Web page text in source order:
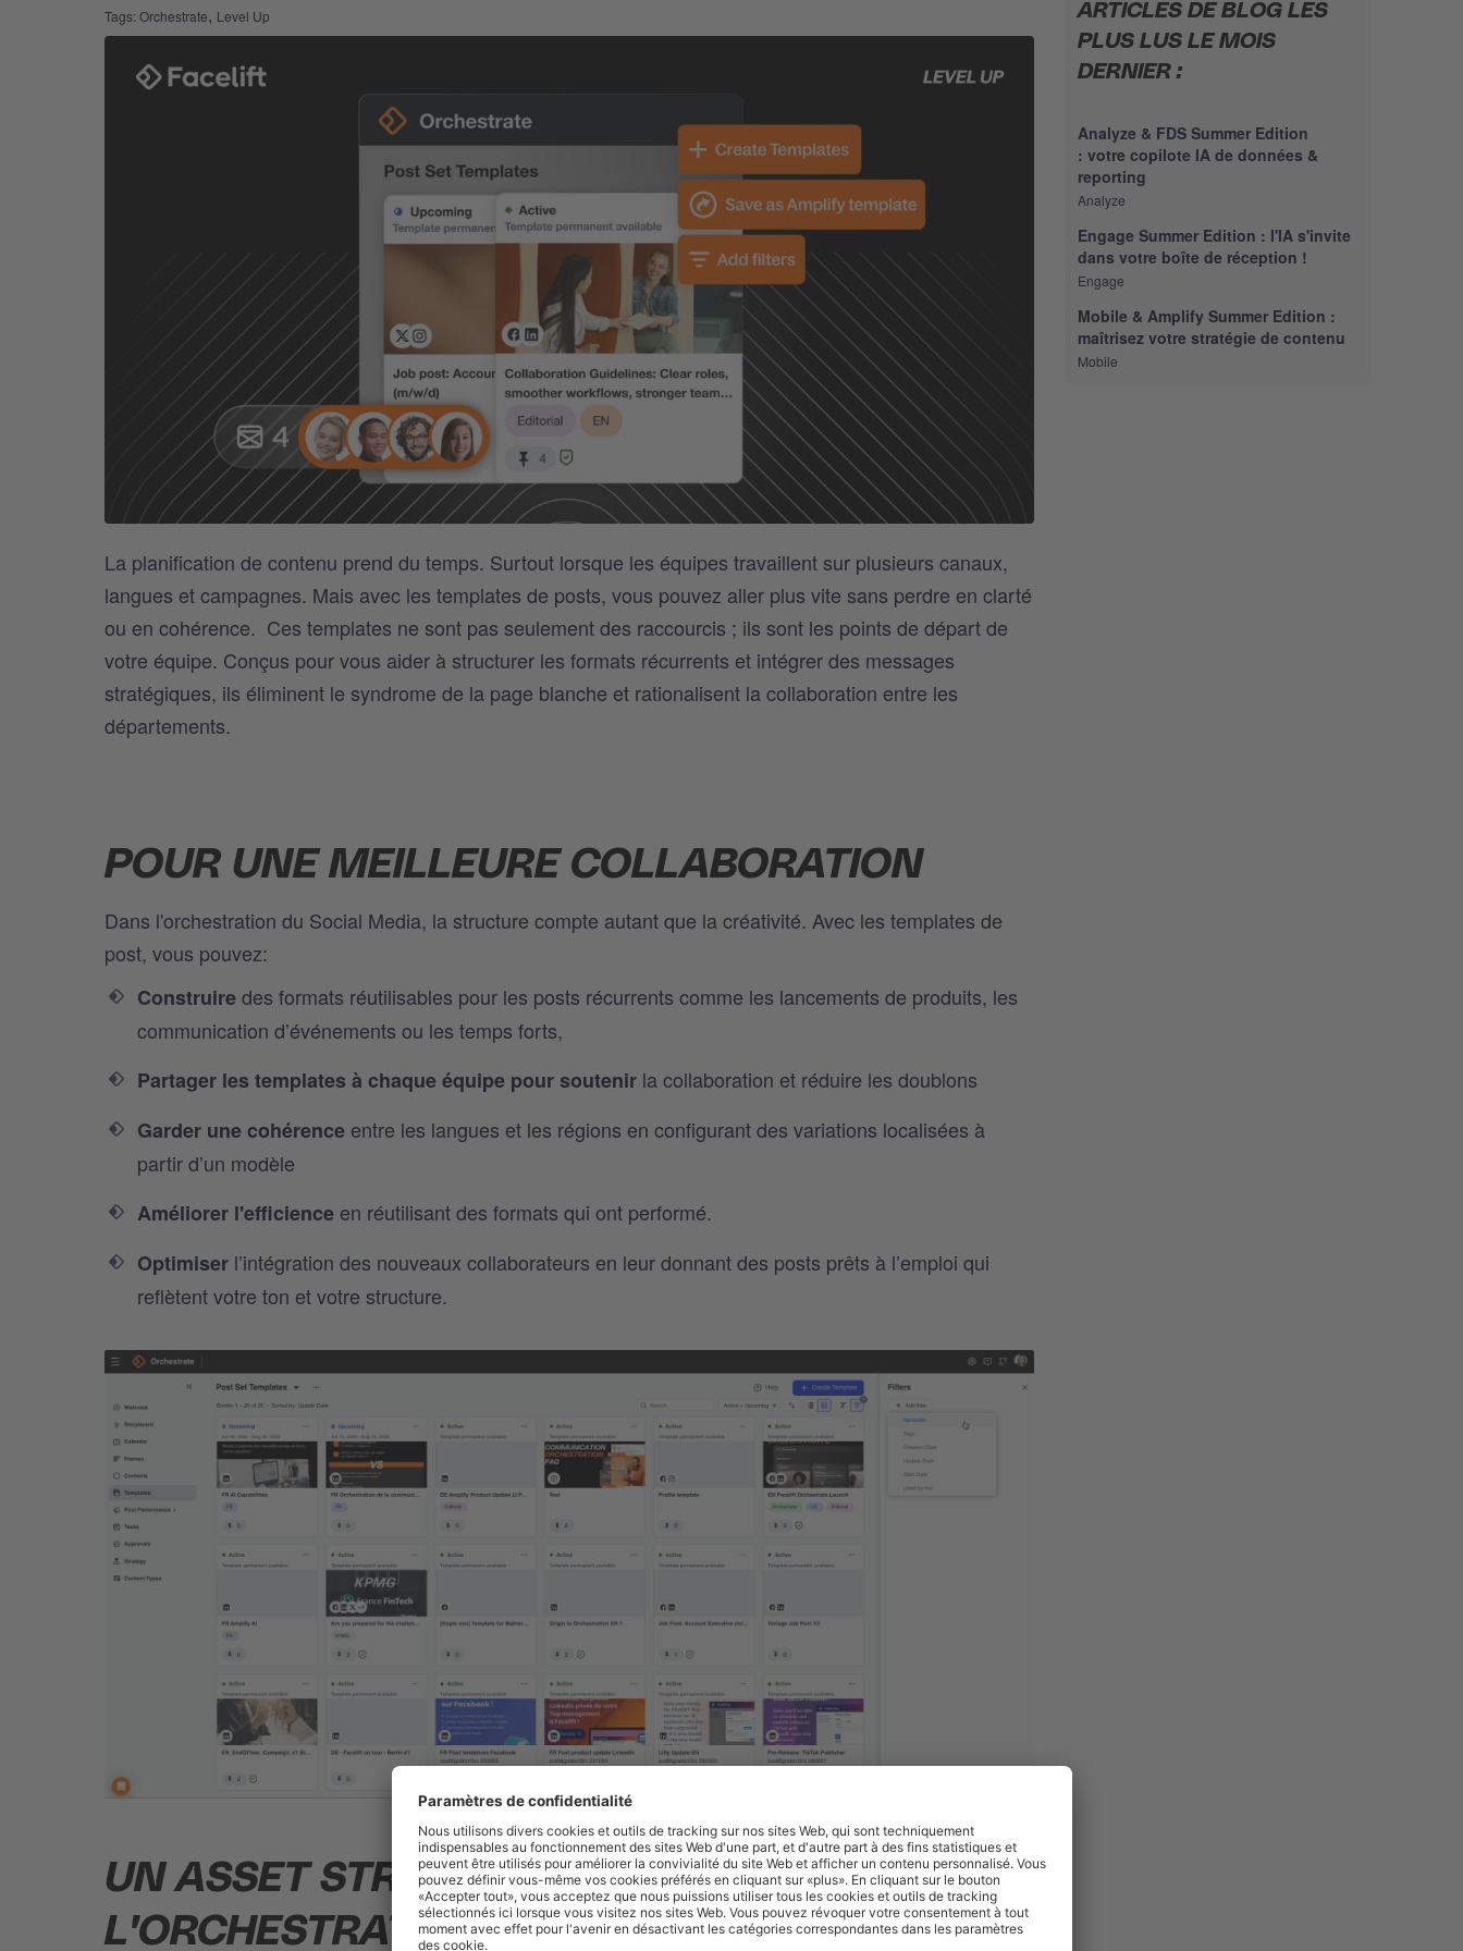
Tags: Orchestrate, Level Up
La planification de contenu prend du temps. Surtout lorsque les équipes travaillent sur plusieurs canaux,
langues et campagnes. Mais avec les templates de posts, vous pouvez aller plus vite sans perdre en clarté
ou en cohérence. Ces templates ne sont pas seulement des raccourcis ; ils sont les points de départ de
votre équipe. Conçus pour vous aider à structurer les formats récurrents et intégrer des messages
stratégiques, ils éliminent le syndrome de la page blanche et rationalisent la collaboration entre les
départements.
POUR UNE MEILLEURE COLLABORATION
Dans l'orchestration du Social Media, la structure compte autant que la créativité. Avec les templates de
post, vous pouvez:
Construiredes formats réutilisables pour les posts récurrents comme les lancements de produits, les
communication d’événements ou les temps forts,
Partager les templates à chaque équipe poursoutenir la collaboration et réduire les doublons
Garder une cohérence entre les langues et les régions en configurant des variations localisées à
partir d’un modèle
Améliorer l'efficience en réutilisant des formats qui ont performé.
Optimiser l’intégration des nouveaux collaborateurs en leur donnant des posts prêts à l’emploi qui
reflètent votre ton et votre structure.
UN ASSET STRATEGIQUE POUR
L'ORCHESTRATION
ARTICLES DE BLOG LES
PLUS LUS LE MOIS
DERNIER :
Analyze & FDS Summer Edition
: votre copilote IA de données &
reporting
Analyze
Engage Summer Edition : l'IA s'invite
dans votre boîte de réception !
Engage
Mobile & Amplify Summer Edition :
maîtrisez votre stratégie de contenu
Mobile